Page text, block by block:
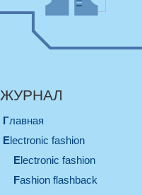
ЖУРНАЛ
Главная
electronic fashion
electronic fashion
Fashion flashback